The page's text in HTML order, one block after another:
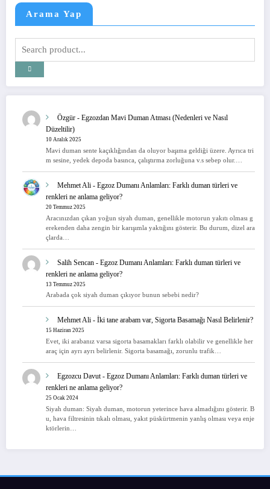
Arama Yap
Özgür - Egzozdan Mavi Duman Atması (Nedenleri ve Nasıl
Düzeltilir)
10 Aralık 2025
Mavi duman sente kaçıklığından da oluyor başıma geldiği üzere. Ayrıca tri
m sesine, yedek depoda basınca, çalıştırma zorluğuna v.s sebep olur.…
Mehmet Ali - Egzoz Dumanı Anlamları: Farklı duman türleri ve
renkleri ne anlama geliyor?
20 Temmuz 2025
Aracınızdan çıkan yoğun siyah duman, genellikle motorun yakıtı olması g
erekenden daha zengin bir karışımla yaktığını gösterir. Bu durum, dizel ara
çlarda…
Salih Sencan - Egzoz Dumanı Anlamları: Farklı duman türleri ve
renkleri ne anlama geliyor?
13 Temmuz 2025
Arabada çok siyah duman çıkıyor bunun sebebi nedir?
Mehmet Ali - İki tane arabam var, Sigorta Basamağı Nasıl Belirlenir?
15 Haziran 2025
Evet, iki arabanız varsa sigorta basamakları farklı olabilir ve genellikle her
araç için ayrı ayrı belirlenir. Sigorta basamağı, zorunlu trafik…
Egzozcu Davut- Egzoz Dumanı Anlamları: Farklı duman türleri ve
renkleri ne anlama geliyor?
25 Ocak 2024
Siyah duman: Siyah duman, motorun yeterince hava almadığını gösterir. B
u, hava filtresinin tıkalı olması, yakıt püskürtmenin yanlış olması veya enje
ktörlerin…